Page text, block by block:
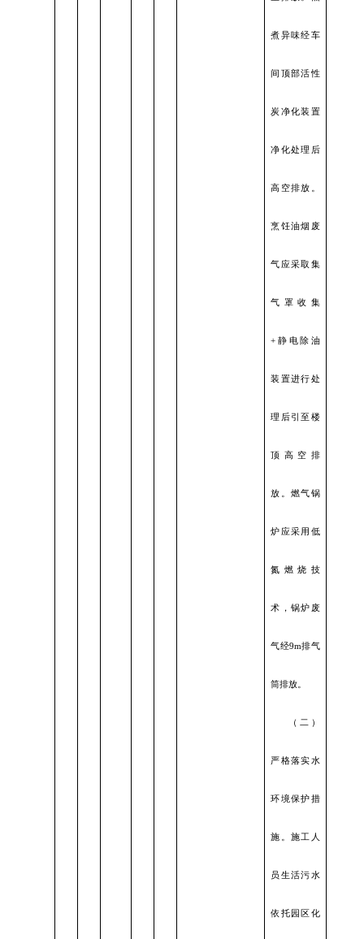
煮异味经车
间顶部活性
炭净化装置
净化处理后
高空排放。
烹饪油烟废
气应采取集
气罩收集
+静电除油
装置进行处
理后引至楼
顶高空排
放。燃气锅
炉应采用低
氮燃烧技
术，锅炉废
气经9m排气
筒排放。
（二）
严格落实水
环境保护措
施。施工人
员生活污水
依托园区化